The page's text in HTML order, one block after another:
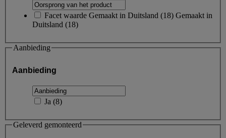
Facet waarde Gemaakt in Duitsland (18) Gemaakt in
Duitsland (18)
Aanbieding
Aanbieding
Ja (8)
Geleverd gemonteerd